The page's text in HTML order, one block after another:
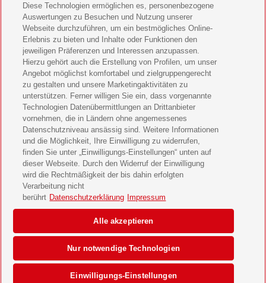
11 Freunde Geschenkabo verschenken
LEGO Ninjago Magazin Geschenkabo verschenken
Brigitte Geschenkabo verschenken
GEOlino Geschenkabo verschenken
Stern Crime Geschenkabo verschenken
Welt der Wunder Geschenkabo verschenken
GEO Geschenkabo verschenken
Datenschutz & Cookies
Einwilligungs-Einstellungen
Barrierefreiheit
© 2026 Deutsche Post AG
Diese Technologien ermöglichen es, personenbezogene
Auswertungen zu Besuchen und Nutzung unserer
Webseite durchzuführen, um ein bestmögliches Online-
Erlebnis zu bieten und Inhalte oder Funktionen den
jeweiligen Präferenzen und Interessen anzupassen.
Hierzu gehört auch die Erstellung von Profilen, um unser
Angebot möglichst komfortabel und zielgruppengerecht
zu gestalten und unsere Marketingaktivitäten zu
unterstützen. Ferner willigen Sie ein, dass vorgenannte
Technologien Datenübermittlungen an Drittanbieter
vornehmen, die in Ländern ohne angemessenes
Datenschutzniveau ansässig sind. Weitere Informationen
und die Möglichkeit, Ihre Einwilligung zu widerrufen,
finden Sie unter „Einwilligungs-Einstellungen“ unten auf
dieser Webseite. Durch den Widerruf der Einwilligung
wird die Rechtmäßigkeit der bis dahin erfolgten
Verarbeitung nicht
berührt Datenschutzerklärung Impressum
Einwilligungs-Einstellungen
Nur notwendige Technologien
Alle akzeptieren